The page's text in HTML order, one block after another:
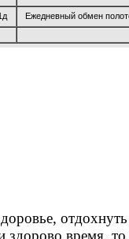
Ежедневный обмен
отдохнуть